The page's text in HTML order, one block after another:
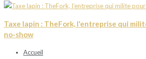
Taxe lapin : TheFork, l'entreprise qui
no-show
Accueil